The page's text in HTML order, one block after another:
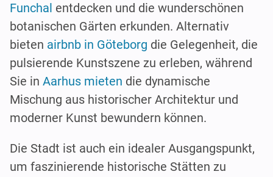
Funchal entdecken und die wunderschönen
botanischen Gärten erkunden. Alternativ
bieten airbnb in Göteborg die Gelegenheit, die
pulsierende Kunstszene zu erleben, während
Sie in Aarhus mieten die dynamische
Mischung aus historischer Architektur und
moderner Kunst bewundern können.
Die Stadt ist auch ein idealer Ausgangspunkt,
um faszinierende historische Stätten zu